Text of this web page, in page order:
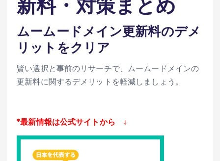
ムームードメイン更新料のデメ
リットをクリア
賢い選択と事前のリサーチで、ムームードメインの
更新料に関するデメリットを軽減しましょう。
*最新情報は公式サイトから ↓